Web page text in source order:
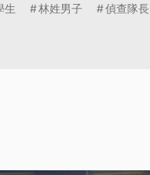
生 林姓男子 偵查隊長